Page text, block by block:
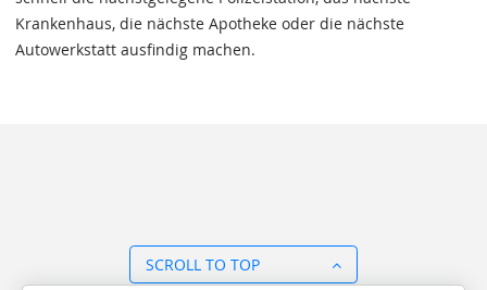
Krankenhaus, die nächste Apotheke oder die nächste
Autowerkstatt ausfindig machen.
SCROLL TO TOP